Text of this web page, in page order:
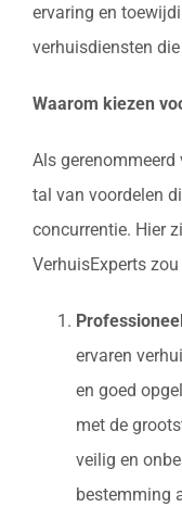
ervaring en
verhuisdiensten
Waarom kiezen
Als
tal van voordelen
concurrentie. Hier
VerhuisExperts
ervaren
en goed
met de
veilig en
bestemming